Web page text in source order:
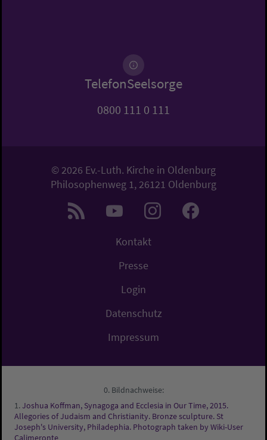
TelefonSeelsorge
0800 111 0 111
© 2026 Ev.-Luth. Kirche in Oldenburg
Philosophenweg 1, 26121 Oldenburg
Kontakt
Presse
Login
Datenschutz
Impressum
Bildnachweise:
Joshua Koffman, Synagoga and Ecclesia in Our Time, 2015.
Allegories of Judaism and Christianity. Bronze sculpture. St
Joseph's University, Philadephia. Photograph taken by Wiki-User